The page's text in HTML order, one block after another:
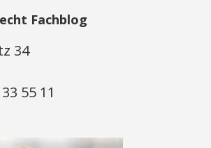
Fachblog
34
55 11